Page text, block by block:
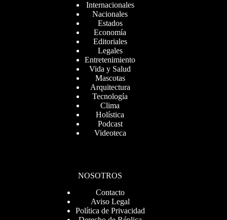
Internacionales
Nacionales
Estados
Economía
Editoriales
Legales
Entretenimiento
Vida y Salud
Mascotas
Arquitectura
Tecnología
Clima
Holística
Podcast
Videoteca
NOSOTROS
Contacto
Aviso Legal
Política de Privacidad